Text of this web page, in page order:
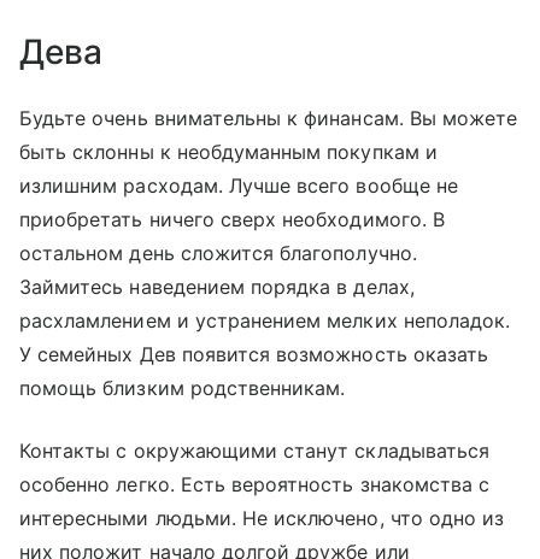
Дева
Будьте очень внимательны к финансам. Вы можете
быть склонны к необдуманным покупкам и
излишним расходам. Лучше всего вообще не
приобретать ничего сверх необходимого. В
остальном день сложится благополучно.
Займитесь наведением порядка в делах,
расхламлением и устранением мелких неполадок.
У семейных Дев появится возможность оказать
помощь близким родственникам.
Контакты с окружающими станут складываться
особенно легко. Есть вероятность знакомства с
интересными людьми. Не исключено, что одно из
них положит начало долгой дружбе или